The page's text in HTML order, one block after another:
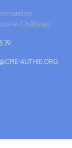
le-Château
79
AUTHIE.ORG